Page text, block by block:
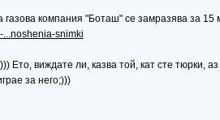
газова компания "Боташ" се замразява за 15
snimki
Ето, виждате ли, казва той, кат сте тюрки,
за него;)))